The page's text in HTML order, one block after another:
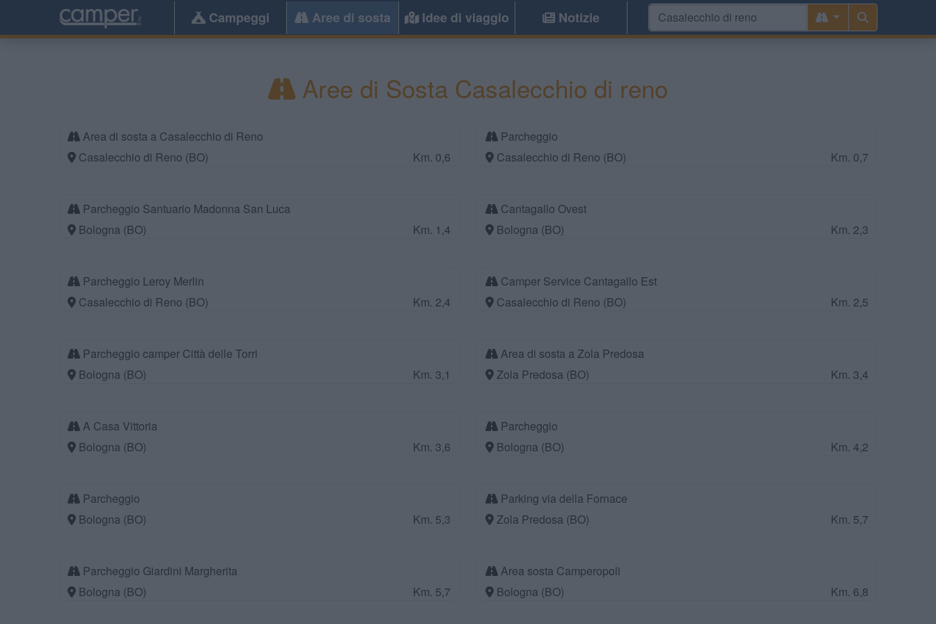
Campeggi Aree di sosta Idee di viaggio Notizie
Aree di Sosta Casalecchio di reno
Area di sosta a Casalecchio di Reno
Casalecchio di Reno (BO)
Km. 0,6
Parcheggio
Casalecchio di Reno (BO)
Km. 0,7
Parcheggio Santuario Madonna San Luca
Bologna (BO)
Km. 1,4
Cantagallo Ovest
Bologna (BO)
Km. 2,3
Parcheggio Leroy Merlin
Casalecchio di Reno (BO)
Km. 2,4
Camper Service Cantagallo Est
Casalecchio di Reno (BO)
Km. 2,5
Parcheggio camper Città delle Torri
Bologna (BO)
Km. 3,1
Area di sosta a Zola Predosa
Zola Predosa (BO)
Km. 3,4
A Casa Vittoria
Bologna (BO)
Km. 3,6
Parcheggio
Bologna (BO)
Km. 4,2
Parcheggio
Bologna (BO)
Km. 5,3
Parking via della Fornace
Zola Predosa (BO)
Km. 5,7
Parcheggio Giardini Margherita
Bologna (BO)
Km. 5,7
Area sosta Camperopoli
Bologna (BO)
Km. 6,8